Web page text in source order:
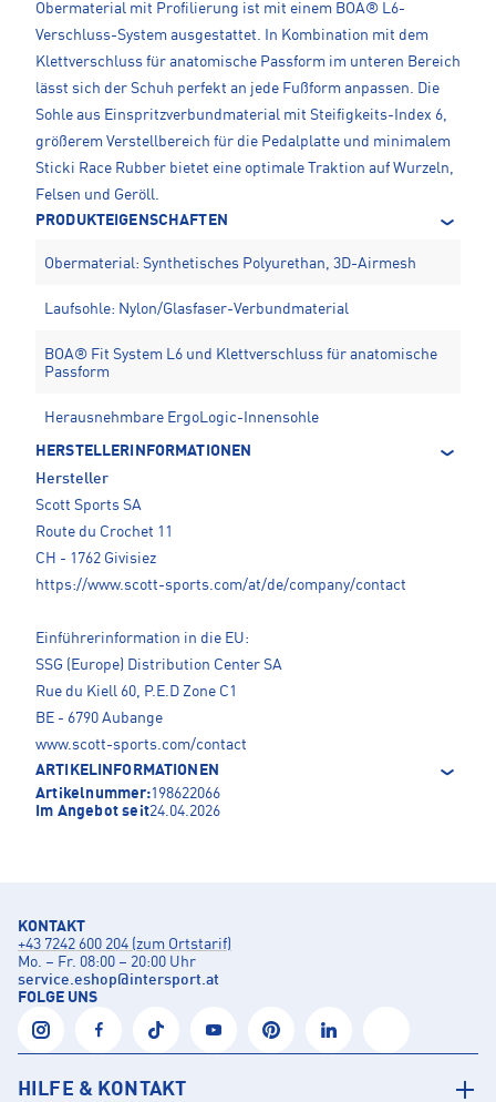
Obermaterial mit Profilierung ist mit einem BOA® L6-
Verschluss-System ausgestattet. In Kombination mit dem
Klettverschluss für anatomische Passform im unteren Bereich
lässt sich der Schuh perfekt an jede Fußform anpassen. Die
Sohle aus Einspritzverbundmaterial mit Steifigkeits-Index 6,
größerem Verstellbereich für die Pedalplatte und minimalem
Sticki Race Rubber bietet eine optimale Traktion auf Wurzeln,
Felsen und Geröll.
PRODUKTEIGENSCHAFTEN
Obermaterial: Synthetisches Polyurethan, 3D-Airmesh
Laufsohle: Nylon/Glasfaser-Verbundmaterial
BOA® Fit System L6 und Klettverschluss für anatomische
Passform
Herausnehmbare ErgoLogic-Innensohle
HERSTELLERINFORMATIONEN
Hersteller
Scott Sports SA
Route du Crochet 11
CH - 1762 Givisiez
https://www.scott-sports.com/at/de/company/contact
Einführerinformation in die EU:
SSG (Europe) Distribution Center SA
Rue du Kiell 60, P.E.D Zone C1
BE - 6790 Aubange
www.scott-sports.com/contact
ARTIKELINFORMATIONEN
Artikelnummer:198622066
Im Angebot seit24.04.2026
KONTAKT
+43 7242 600 204 (zum Ortstarif)
Mo. – Fr. 08:00 – 20:00 Uhr
service.eshop@intersport.at
FOLGE UNS
HILFE & KONTAKT